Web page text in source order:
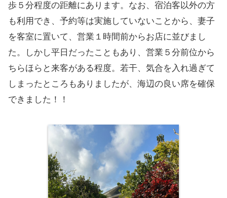
歩５分程度の距離にあります。なお、宿泊客以外の方
も利用でき、予約等は実施していないことから、妻子
を客室に置いて、営業１時間前からお店に並びまし
た。しかし平日だったこともあり、営業５分前位から
ちらほらと来客がある程度。若干、気合を入れ過ぎて
しまったところもありましたが、海辺の良い席を確保
できました！！